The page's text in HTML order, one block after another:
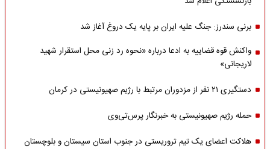
برنی سندرز: جنگ علیه ایران بر پایه یک دروغ آغاز شد
واکنش قوه قضاییه به ادعا درباره «نحوه رد زنی محل استقرار شهید
لاریجانی»
دستگیری ۲۱ نفر از مزدوران مرتبط با رژیم صهیونیستی در کرمان
حمله رژیم صهیونیستی به خبرنگار پرس‌تی‌وی
هلاکت اعضای یک تیم تروریستی در جنوب استان سیستان و بلوچستان